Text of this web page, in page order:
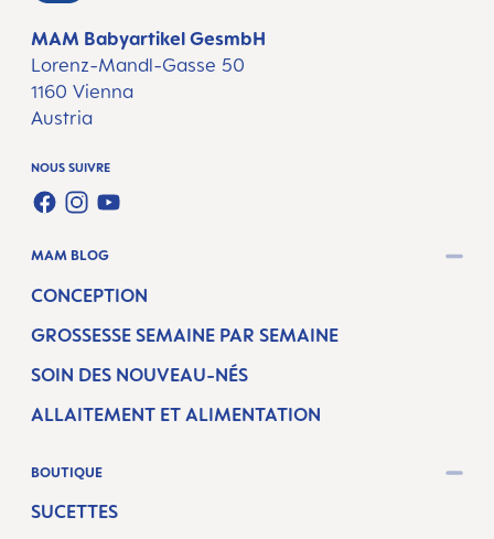
MAM Babyartikel GesmbH
Lorenz-Mandl-Gasse 50
1160 Vienna
Austria
NOUS SUIVRE
FACEBOOK
INSTAGRAM
YOUTUBE
MAM BLOG
CONCEPTION
GROSSESSE SEMAINE PAR SEMAINE
SOIN DES NOUVEAU-NÉS
ALLAITEMENT ET ALIMENTATION
BOUTIQUE
SUCETTES